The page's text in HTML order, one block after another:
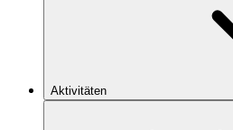
Aktivitäten